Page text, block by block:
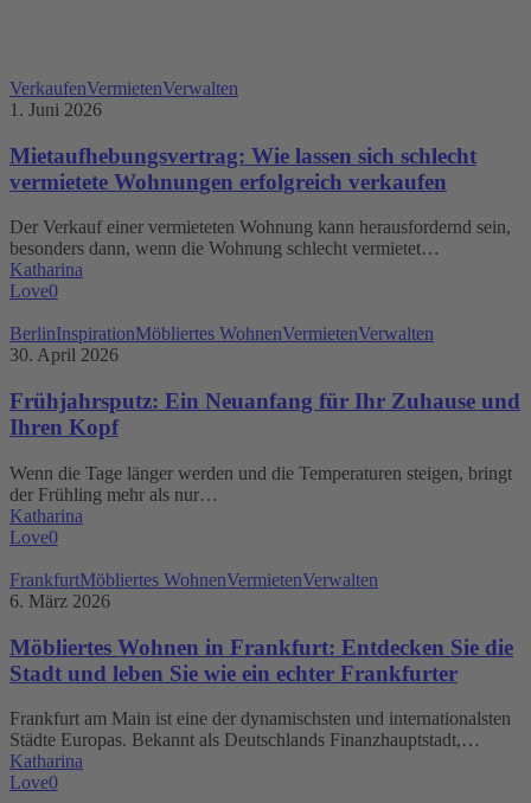
Mietaufhebungsvertrag:
Wie
sich
schlecht
vermietete
erfolgreich
verkaufen
VerkaufenVermietenVerwalten
1. Juni 2026
Mietaufhebungsvertrag: Wie lassen sich schlecht
vermietete Wohnungen erfolgreich verkaufen
Der Verkauf einer vermieteten Wohnung kann herausfordernd sein,
besonders dann, wenn die Wohnung schlecht vermietet…
Katharina
Love0
Frühjahrsputz:
Ein
für
Ihr
Zuhause
Ihren
Kopf
BerlinInspirationMöbliertes WohnenVermietenVerwalten
30. April 2026
Frühjahrsputz: Ein Neuanfang für Ihr Zuhause und
Ihren Kopf
Wenn die Tage länger werden und die Temperaturen steigen, bringt
der Frühling mehr als nur…
Katharina
Love0
Möbliertes
Wohnen
Frankfurt:
Entdecken
Sie
Stadt
und
leben
Sie
FrankfurtMöbliertes WohnenVermietenVerwalten
6. März 2026
Möbliertes Wohnen in Frankfurt: Entdecken Sie die
Stadt und leben Sie wie ein echter Frankfurter
Frankfurt am Main ist eine der dynamischsten und internationalsten
Städte Europas. Bekannt als Deutschlands Finanzhauptstadt,…
Katharina
Love0